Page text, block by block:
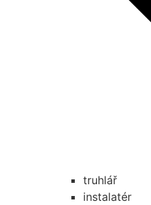
truhlář
instalatér